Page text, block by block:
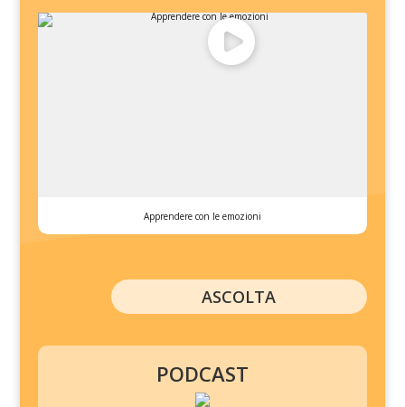
Apprendere con le emozioni
ASCOLTA
PODCAST